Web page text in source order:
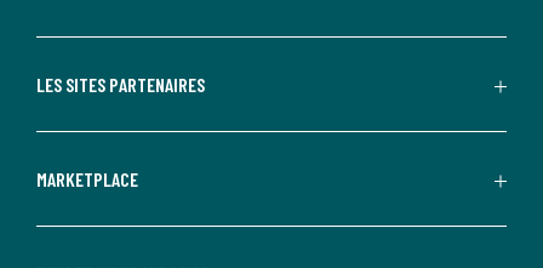
LES SITES PARTENAIRES
MARKETPLACE